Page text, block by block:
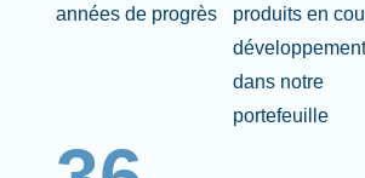
années de progrès
produits en
développement
dans notre
portefeuille